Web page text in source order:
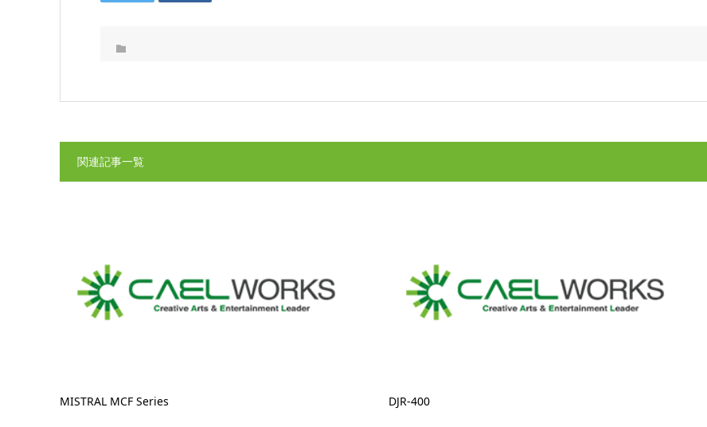
関連記事一覧
MISTRAL MCF Series DJR-400